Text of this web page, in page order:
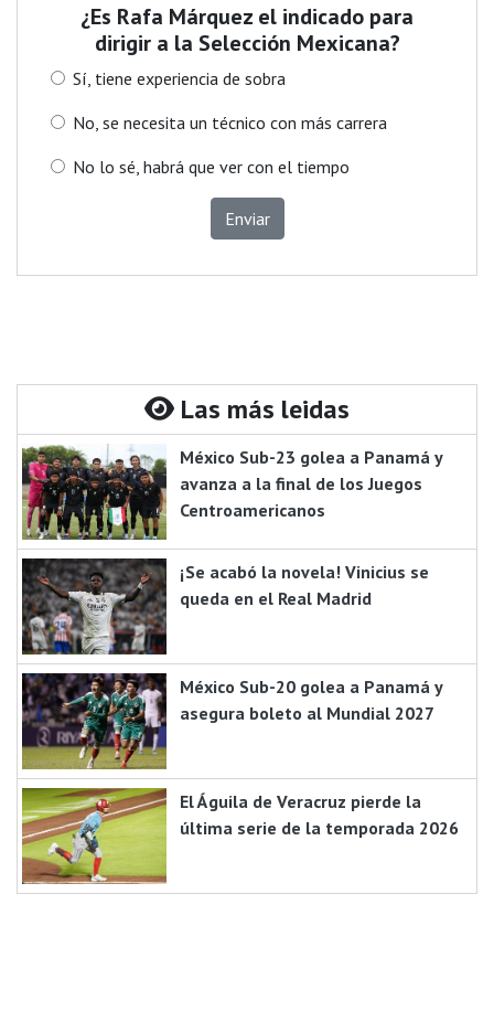
¿Es Rafa Márquez el indicado para
dirigir a la Selección Mexicana?
Sí, tiene experiencia de sobra
No, se necesita un técnico con más carrera
No lo sé, habrá que ver con el tiempo
Enviar
Las más leidas
México Sub-23 golea a Panamá y
avanza a la final de los Juegos
Centroamericanos
¡Se acabó la novela! Vinicius se
queda en el Real Madrid
México Sub-20 golea a Panamá y
asegura boleto al Mundial 2027
El Águila de Veracruz pierde la
última serie de la temporada 2026